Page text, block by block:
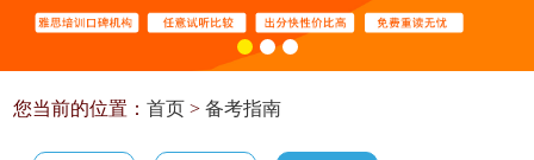
您当前的位置：首页 >备考指南